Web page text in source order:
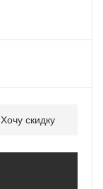
Хочу скидку